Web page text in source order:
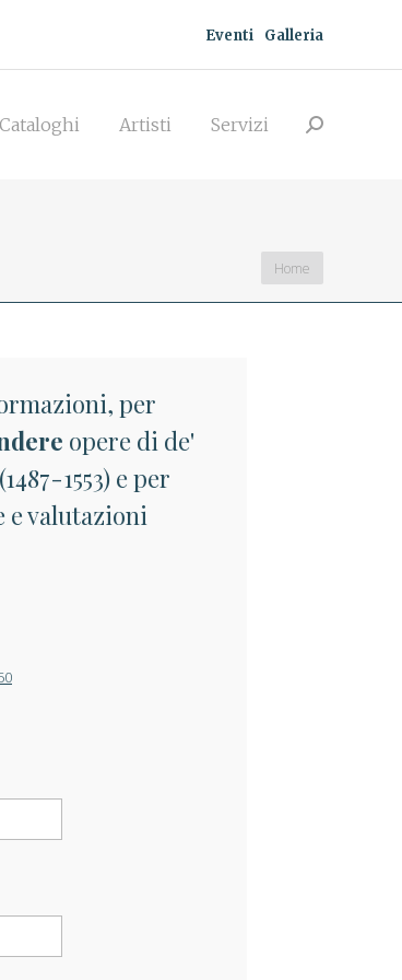
Eventi Galleria
Cataloghi Artisti Servizi Search:
You are here:
Home
per
opere di de'
1553) e per
e valutazioni